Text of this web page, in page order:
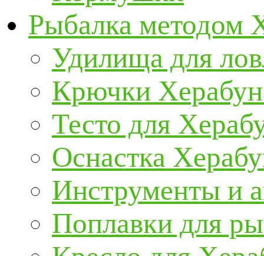
Рыбалка методом
Удилища для
Крючки
Тесто для
Оснастка
Инструменты и
Поплавки для